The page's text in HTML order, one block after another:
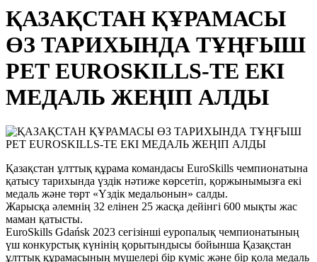
ҚАЗАҚСТАН ҚҰРАМАСЫ
ӨЗ ТАРИХЫНДА ТҰҢҒЫШ
РЕТ EUROSKILLS-ТЕ ЕКІ
МЕДАЛЬ ЖЕҢІП АЛДЫ
Қазақстан ұлттық құрама командасы EuroSkills чемпионатына
қатысу тарихында үздік нәтиже көрсетіп, қоржынымызға екі
медаль және төрт «Үздік медальонын» салды.
Жарысқа әлемнің 32 елінен 25 жасқа дейінгі 600 мықты жас
маман қатысты.
EuroSkills Gdańsk 2023 сегізінші еуропалық чемпионатының
үш конкурстық күнінің қорытындысы бойынша Қазақстан
ұлттық құрамасының мүшелері бір күміс және бір қола медаль